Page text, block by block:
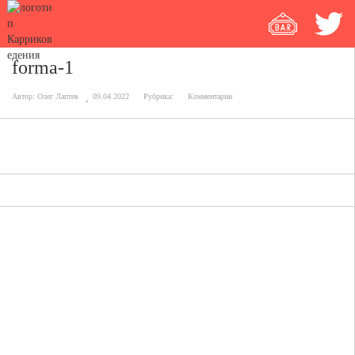
forma-1
Автор: Олег Лаптев 09.04.2022 Рубрика: Комментарии